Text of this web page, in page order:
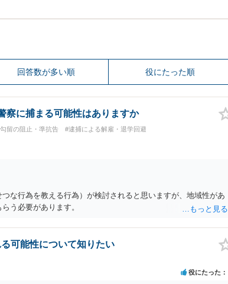
回答数が多い順 役にたった順
察に捕まる可能性はありますか
留の阻止・準抗告
#逮捕による解雇・退学回避
な行為を教える行為）が検討されると思いますが、地域性があ
う必要があります。
可能性について知りたい
役にたった